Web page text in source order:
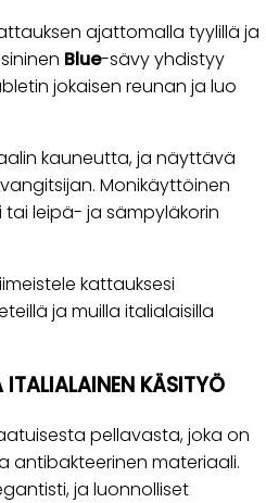
ajattomalla tyylillä ja
Blue-sävy yhdistyy
jokaisen reunan ja luo
kauneutta, ja näyttävä
Monikäyttöinen
tai leipä- ja sämpyläkorin
kattauksesi
ja muilla italialaisilla
KÄSITYÖ
pellavasta, joka on
antibakteerinen materiaali.
ja luonnolliset